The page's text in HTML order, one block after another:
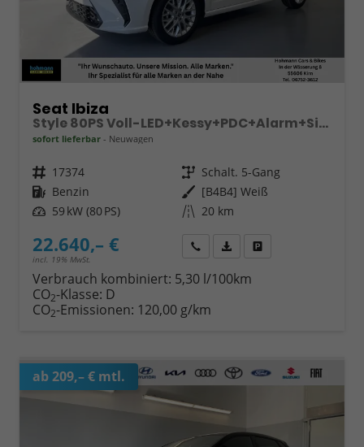
Seat Ibiza
Style 80PS Voll-LED+Kessy+PDC+Alarm+Sitzheizung+Kamera+App-Connect
sofort lieferbar Neuwagen
Fahrzeugnr. 17374 Getriebe Schalt. 5-Gang
Kraftstoff Benzin Außenfarbe [B4B4] Weiß
Leistung 59 kW (80 PS) Kilometerstand 20 km
22.640,– €
incl. 19% MwSt.
Wir rufen Sie anFahrzeugexposé (PDF)
Verbrauch kombiniert: 5,30 l/100km
CO2-Klasse: D
CO2-Emissionen: 120,00 g/km
ab 209,– € mtl.